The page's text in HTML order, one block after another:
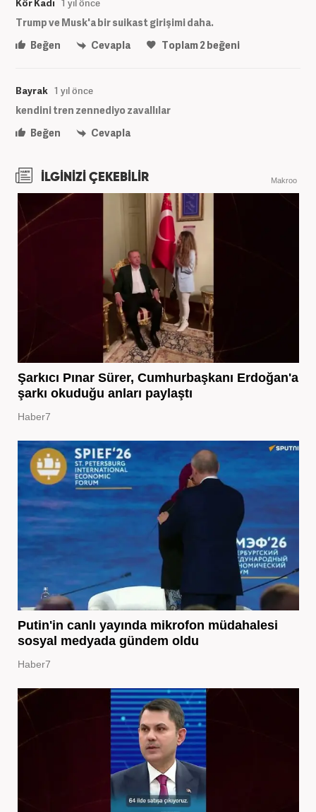
Trump ve Musk'a bir suikast girişimi daha.
Beğen
Cevapla Toplam2 beğeni
Bayrak 1 yıl önce
kendini tren zennediyo zavallılar
Beğen
Cevapla
İLGİNİZİ ÇEKEBİLİR Makroo
Şarkıcı Pınar Sürer, Cumhurbaşkanı Erdoğan'a
şarkı okuduğu anları paylaştı
Haber7
Putin'in canlı yayında mikrofon müdahalesi
sosyal medyada gündem oldu
Haber7